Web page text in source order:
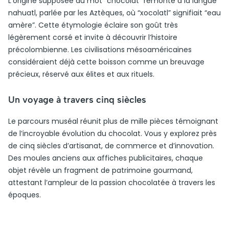
nahuatl, parlée par les Aztèques, où “xocolatl” signifiait “eau
amère”. Cette étymologie éclaire son goût très
légèrement corsé et invite à découvrir l’histoire
précolombienne. Les civilisations mésoaméricaines
considéraient déjà cette boisson comme un breuvage
précieux, réservé aux élites et aux rituels.
Un voyage à travers cinq siècles
Le parcours muséal réunit plus de mille pièces témoignant
de l’incroyable évolution du chocolat. Vous y explorez près
de cinq siècles d’artisanat, de commerce et d’innovation.
Des moules anciens aux affiches publicitaires, chaque
objet révèle un fragment de patrimoine gourmand,
attestant l’ampleur de la passion chocolatée à travers les
époques.